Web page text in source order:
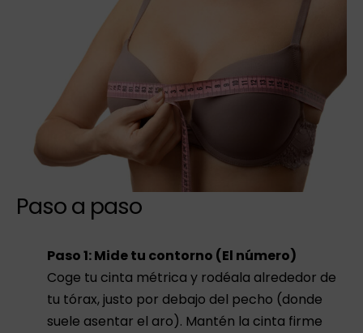
Paso a paso
Paso 1: Mide tu contorno (El número)
Coge tu cinta métrica y rodéala alrededor de
tu tórax, justo por debajo del pecho (donde
suele asentar el aro). Mantén la cinta firme